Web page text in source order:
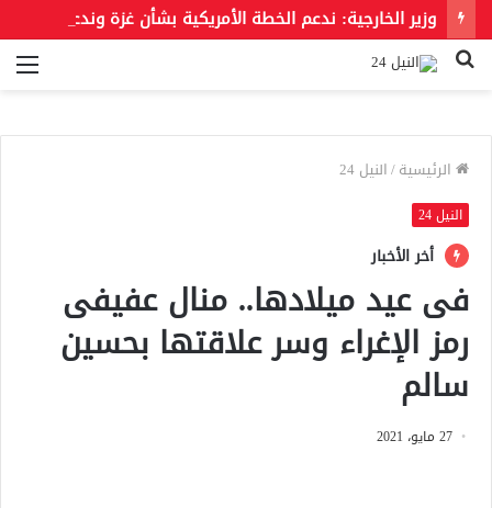
بحث
الرئيسية/النيل 24
النيل 24
أخر الأخبار
فى عيد ميلادها.. منال عفيفى
رمز الإغراء وسر علاقتها بحسين
سالم
27 مايو، 2021